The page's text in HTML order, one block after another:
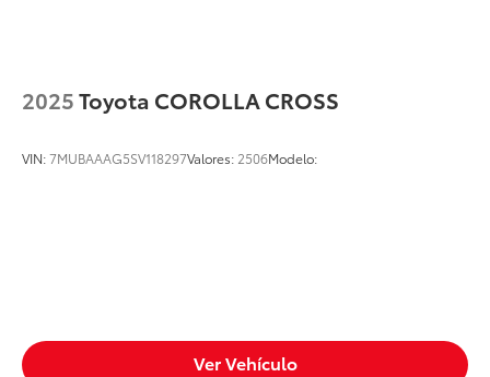
2025Toyota COROLLA CROSS
VIN:7MUBAAAG5SV118297Valores: 2506Modelo:
Ver Vehículo